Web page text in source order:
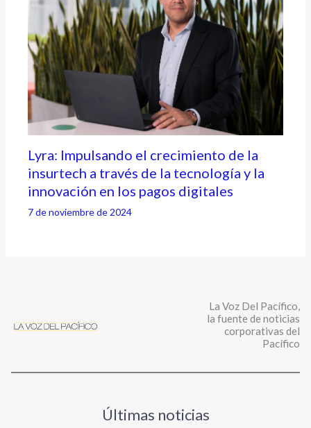
Lyra: Impulsando el crecimiento de la
insurtech a través de la tecnología y la
innovación en los pagos digitales
7 de noviembre de 2024
La Voz Del Pacífico,
la fuente de noticias
corporativas del
Pacífico
Últimas noticias